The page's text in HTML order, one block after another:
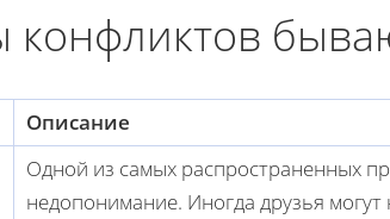
конфликтов
Описание
Одной из самых распространенных
недопонимание. Иногда друзья